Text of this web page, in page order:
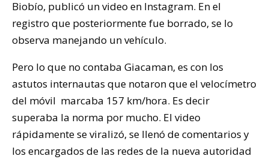
Biobío, publicó un video en Instagram. En el
registro que posteriormente fue borrado, se lo
observa manejando un vehículo.
Pero lo que no contaba Giacaman, es con los
astutos internautas que notaron que el velocímetro
del móvil marcaba 157 km/hora. Es decir
superaba la norma por mucho. El video
rápidamente se viralizó, se llenó de comentarios y
los encargados de las redes de la nueva autoridad